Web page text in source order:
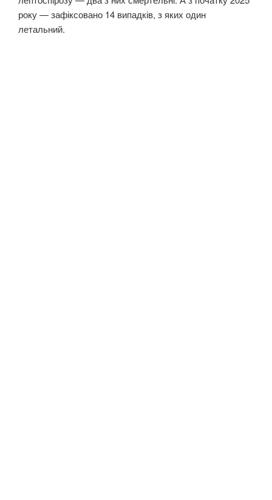
року — зафіксовано 14 випадків, з яких один
летальний.